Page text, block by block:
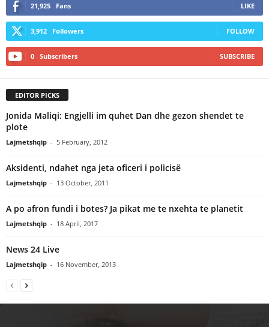
21,925 Fans LIKE
3,912 Followers FOLLOW
0 Subscribers SUBSCRIBE
EDITOR PICKS
Jonida Maliqi: Engjelli im quhet Dan dhe gezon shendet te
plote
Lajmetshqip - 5 February, 2012
Aksidenti, ndahet nga jeta oficeri i policisë
Lajmetshqip - 13 October, 2011
A po afron fundi i botes? Ja pikat me te nxehta te planetit
Lajmetshqip - 18 April, 2017
News 24 Live
Lajmetshqip - 16 November, 2013